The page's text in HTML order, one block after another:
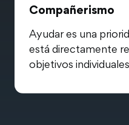
Compañerismo
Ayudar es una
está directamente
objetivos